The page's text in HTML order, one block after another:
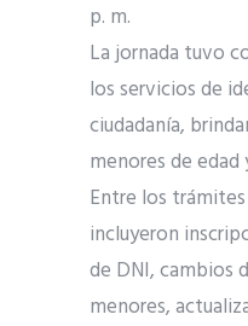
p. m.
La jornada tuvo
los servicios de
ciudadanía,
menores de edad
Entre los
incluyeron
de DNI, cambios
menores,